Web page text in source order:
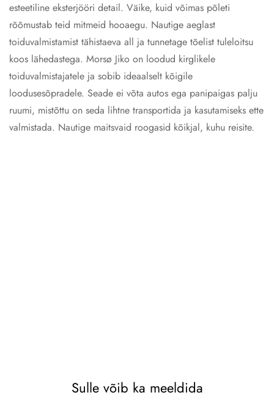
esteetiline eksterjööri detail. Väike, kuid võimas põleti
rõõmustab teid mitmeid hooaegu. Nautige aeglast
toiduvalmistamist tähistaeva all ja tunnetage tõelist tuleloitsu
koos lähedastega. Morsø Jiko on loodud kirglikele
toiduvalmistajatele ja sobib ideaalselt kõigile
loodusesõpradele. Seade ei võta autos ega panipaigas palju
ruumi, mistõttu on seda lihtne transportida ja kasutamiseks ette
valmistada. Nautige maitsvaid roogasid kõikjal, kuhu reisite.
Sulle võib ka meeldida